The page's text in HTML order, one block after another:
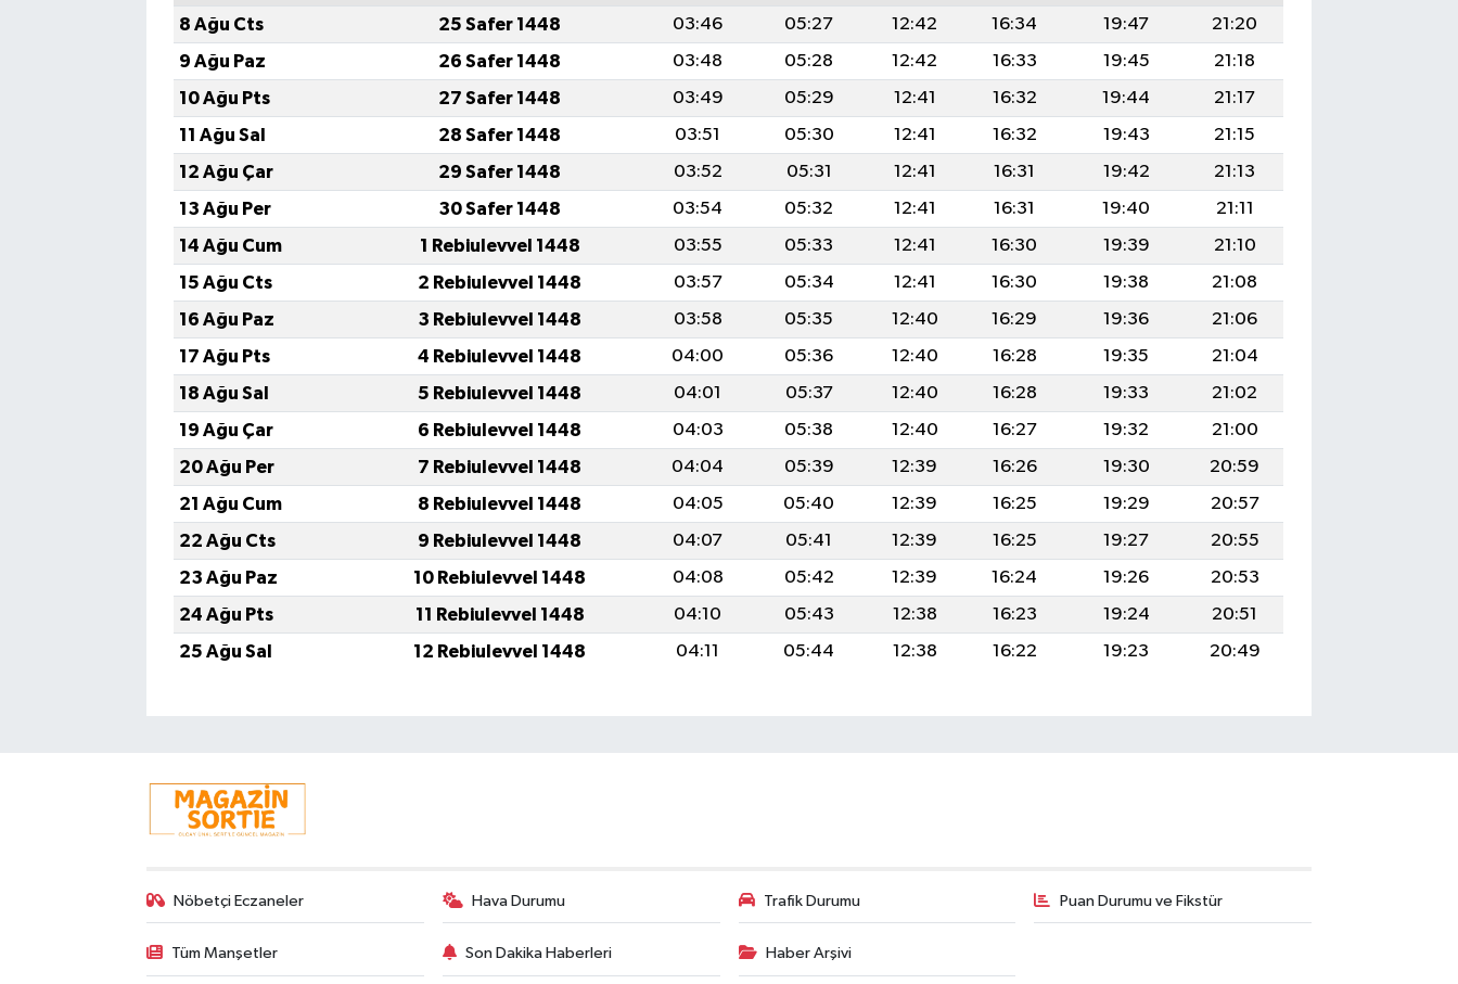
8 Ağu Cts
25 Safer 1448 03:46 05:27 12:42 16:34 19:47
21:20
9 Ağu Paz
26 Safer 1448 03:48 05:28 12:42 16:33 19:45
21:18
10 Ağu Pts
27 Safer 1448 03:49 05:29 12:41 16:32 19:44
21:17
11 Ağu Sal
28 Safer 1448 03:51 05:30 12:41 16:32 19:43
21:15
12 Ağu Çar
29 Safer 1448 03:52 05:31 12:41 16:31 19:42
21:13
13 Ağu Per
30 Safer 1448 03:54 05:32 12:41 16:31 19:40
21:11
14 Ağu Cum
1 Rebiulevvel 1448 03:55 05:33 12:41 16:30 19:39
21:10
15 Ağu Cts
2 Rebiulevvel 1448 03:57 05:34 12:41 16:30 19:38
21:08
16 Ağu Paz
3 Rebiulevvel 1448 03:58 05:35 12:40 16:29 19:36
21:06
17 Ağu Pts
4 Rebiulevvel 1448 04:00 05:36 12:40 16:28 19:35
21:04
18 Ağu Sal
5 Rebiulevvel 1448 04:01 05:37 12:40 16:28 19:33
21:02
19 Ağu Çar
6 Rebiulevvel 1448 04:03 05:38 12:40 16:27 19:32
21:00
20 Ağu Per
7 Rebiulevvel 1448 04:04 05:39 12:39 16:26 19:30
20:59
21 Ağu Cum
8 Rebiulevvel 1448 04:05 05:40 12:39 16:25 19:29
20:57
22 Ağu Cts
9 Rebiulevvel 1448 04:07 05:41 12:39 16:25 19:27
20:55
23 Ağu Paz
10 Rebiulevvel 1448 04:08 05:42 12:39 16:24 19:26
20:53
24 Ağu Pts
11 Rebiulevvel 1448 04:10 05:43 12:38 16:23 19:24
20:51
25 Ağu Sal
12 Rebiulevvel 1448 04:11 05:44 12:38 16:22 19:23 20:49
Nöbetçi Eczaneler Hava Durumu Trafik Durumu Puan Durumu ve Fikstür
Tüm Manşetler Son Dakika Haberleri Haber Arşivi